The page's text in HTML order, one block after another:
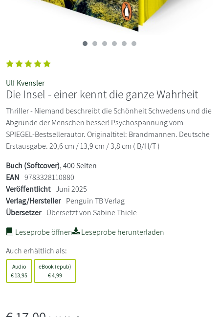
Ulf Kvensler
Die Insel - einer kennt die ganze Wahrheit
Thriller - Niemand beschreibt die Schönheit Schwedens und die
Abgründe der Menschen besser! Psychospannung vom
SPIEGEL-Bestsellerautor. Originaltitel: Brandmannen. Deutsche
Erstausgabe. 20,6 cm / 13,9 cm / 3,8 cm ( B/H/T )
Buch (Softcover), 400 Seiten
EAN 9783328110880
Veröffentlicht Juni 2025
Verlag/Hersteller Penguin TB Verlag
Übersetzer Übersetzt von Sabine Thiele
Leseprobe öffnen
Leseprobe herunterladen
Auch erhältlich als:
Audio
€ 13,95
eBook (epub)
€4,99